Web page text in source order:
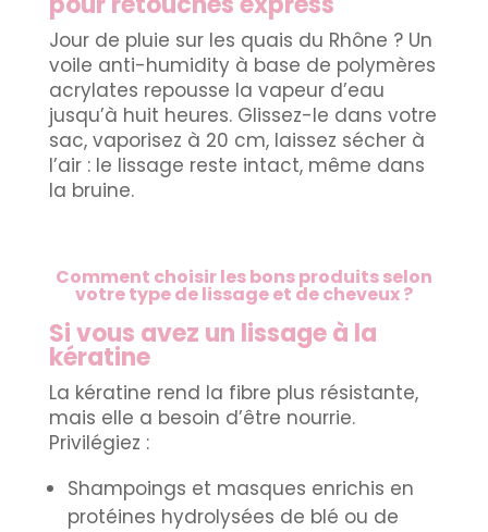
Jour de pluie sur les quais du Rhône ? Un
voile anti-humidity à base de polymères
acrylates repousse la vapeur d’eau
jusqu’à huit heures. Glissez-le dans votre
sac, vaporisez à 20 cm, laissez sécher à
l’air : le lissage reste intact, même dans
la bruine.
Comment choisir les bons produits selon
votre type de lissage et de cheveux ?
Si vous avez un lissage à la
kératine
La kératine rend la fibre plus résistante,
mais elle a besoin d’être nourrie.
Privilégiez :
Shampoings et masques enrichis en
protéines hydrolysées de blé ou de